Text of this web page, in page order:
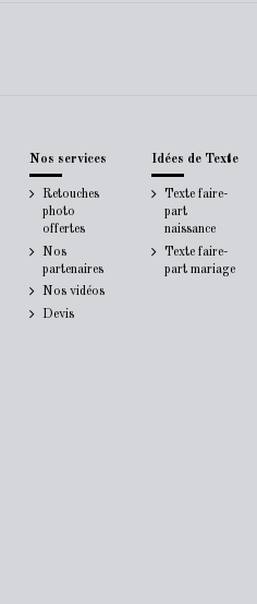
Nos services
Retouches
photo
offertes
Nos
partenaires
Nos vidéos
Devis
Idées de Texte
Texte faire-
part
naissance
Texte faire-
part mariage